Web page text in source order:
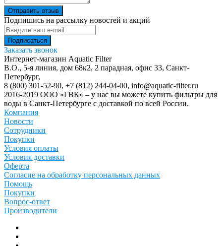
Отправить отзыв
Подпишись на рассылку новостей и акций
Заказать звонок
Интернет-магазин Aquatic Filter
В.О., 5-я линия, дом 68к2, 2 парадная, офис 33, Санкт-
Петербург,
8 (800) 301-52-90, +7 (812) 244-04-00, info@aquatic-filter.ru
2016-2019 ООО «ГВК» – у нас вы можете купить фильтры для
воды в Санкт-Петербурге с доставкой по всей России.
Компания
Новости
Сотрудники
Покупки
Условия оплаты
Условия доставки
Оферта
Согласие на обработку персональных данных
Помощь
Покупки
Вопрос-ответ
Производители